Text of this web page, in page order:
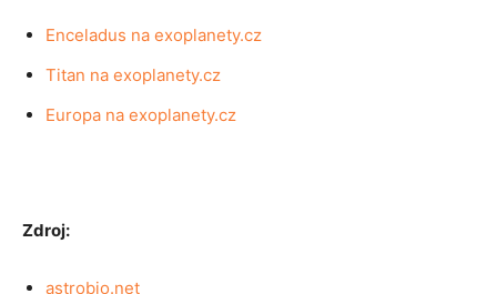
Enceladus na exoplanety.cz
Titan na exoplanety.cz
Europa na exoplanety.cz
Zdroj:
astrobio.net